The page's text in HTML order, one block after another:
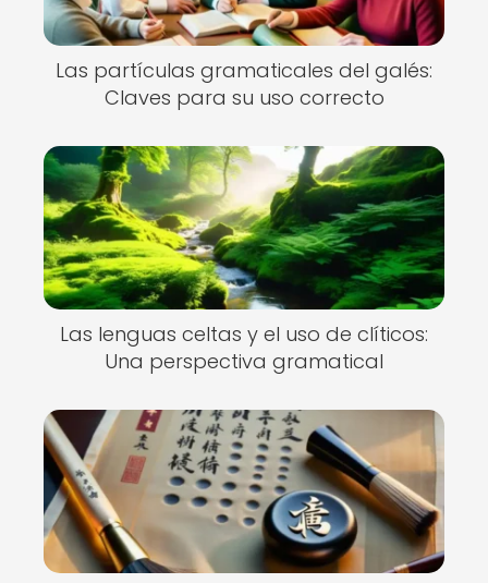
Las partículas gramaticales del galés:
Claves para su uso correcto
Las lenguas celtas y el uso de clíticos:
Una perspectiva gramatical